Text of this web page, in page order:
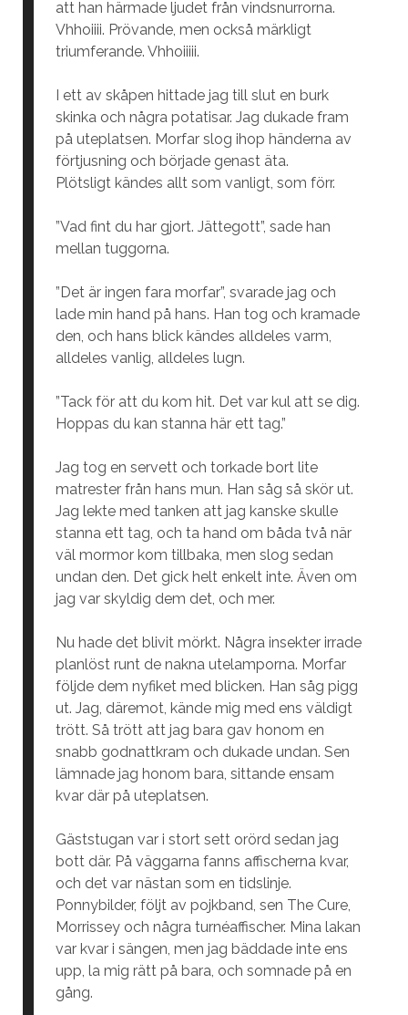
att han härmade ljudet från vindsnurrorna.
Vhhoiiii. Prövande, men också märkligt
triumferande. Vhhoiiiii.
I ett av skåpen hittade jag till slut en burk
skinka och några potatisar. Jag dukade fram
på uteplatsen. Morfar slog ihop händerna av
förtjusning och började genast äta.
Plötsligt kändes allt som vanligt, som förr.
”Vad fint du har gjort. Jättegott”, sade han
mellan tuggorna.
”Det är ingen fara morfar”, svarade jag och
lade min hand på hans. Han tog och kramade
den, och hans blick kändes alldeles varm,
alldeles vanlig, alldeles lugn.
”Tack för att du kom hit. Det var kul att se dig.
Hoppas du kan stanna här ett tag.”
Jag tog en servett och torkade bort lite
matrester från hans mun. Han såg så skör ut.
Jag lekte med tanken att jag kanske skulle
stanna ett tag, och ta hand om båda två när
väl mormor kom tillbaka, men slog sedan
undan den. Det gick helt enkelt inte. Även om
jag var skyldig dem det, och mer.
Nu hade det blivit mörkt. Några insekter irrade
planlöst runt de nakna utelamporna. Morfar
följde dem nyfiket med blicken. Han såg pigg
ut. Jag, däremot, kände mig med ens väldigt
trött. Så trött att jag bara gav honom en
snabb godnattkram och dukade undan. Sen
lämnade jag honom bara, sittande ensam
kvar där på uteplatsen.
Gäststugan var i stort sett orörd sedan jag
bott där. På väggarna fanns affischerna kvar,
och det var nästan som en tidslinje.
Ponnybilder, följt av pojkband, sen The Cure,
Morrissey och några turnéaffischer. Mina lakan
var kvar i sängen, men jag bäddade inte ens
upp, la mig rätt på bara, och somnade på en
gång.